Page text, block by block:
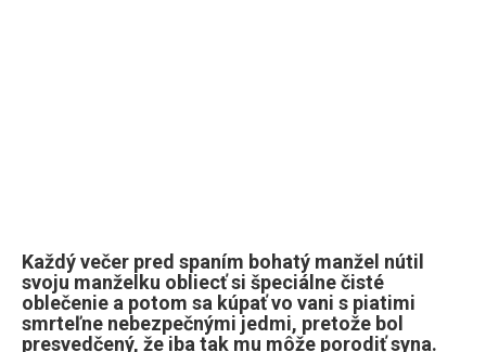
Každý večer pred spaním bohatý manžel nútil
svoju manželku obliecť si špeciálne čisté
oblečenie a potom sa kúpať vo vani s piatimi
smrteľne nebezpečnými jedmi, pretože bol
presvedčený, že iba tak mu môže porodiť syna.